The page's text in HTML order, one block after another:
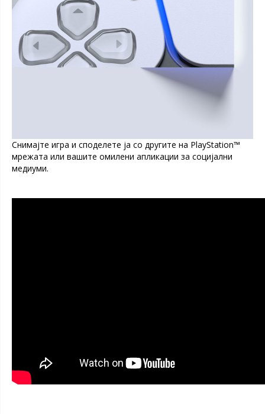
Снимајте игра и споделете ја со другите на PlayStation™
мрежата или вашите омилени апликации за социјални
медиуми.